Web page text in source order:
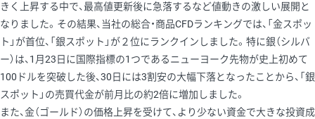
きく上昇する中で、最高値更新後に急落するなど値動きの激しい展開と
なりました。その結果、当社の総合・商品CFDランキングでは、「金スポッ
ト」が首位、「銀スポット」が２位にランクインしました。特に銀（シルバ
ー）は、1月23日に国際指標の1つであるニューヨーク先物が史上初めて
100ドルを突破した後、30日には3割安の大幅下落となったことから、「銀
スポット」の売買代金が前月比の約2倍に増加しました。
また、金（ゴールド）の価格上昇を受けて、より少ない資金で大きな投資成